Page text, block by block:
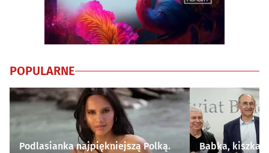
POPULARNE
Podlasianka najpiękniejszą Polką.
Babka, kiszka i